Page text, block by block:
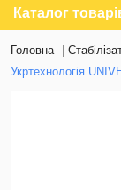
Каталог
Головна
Укртехнологія